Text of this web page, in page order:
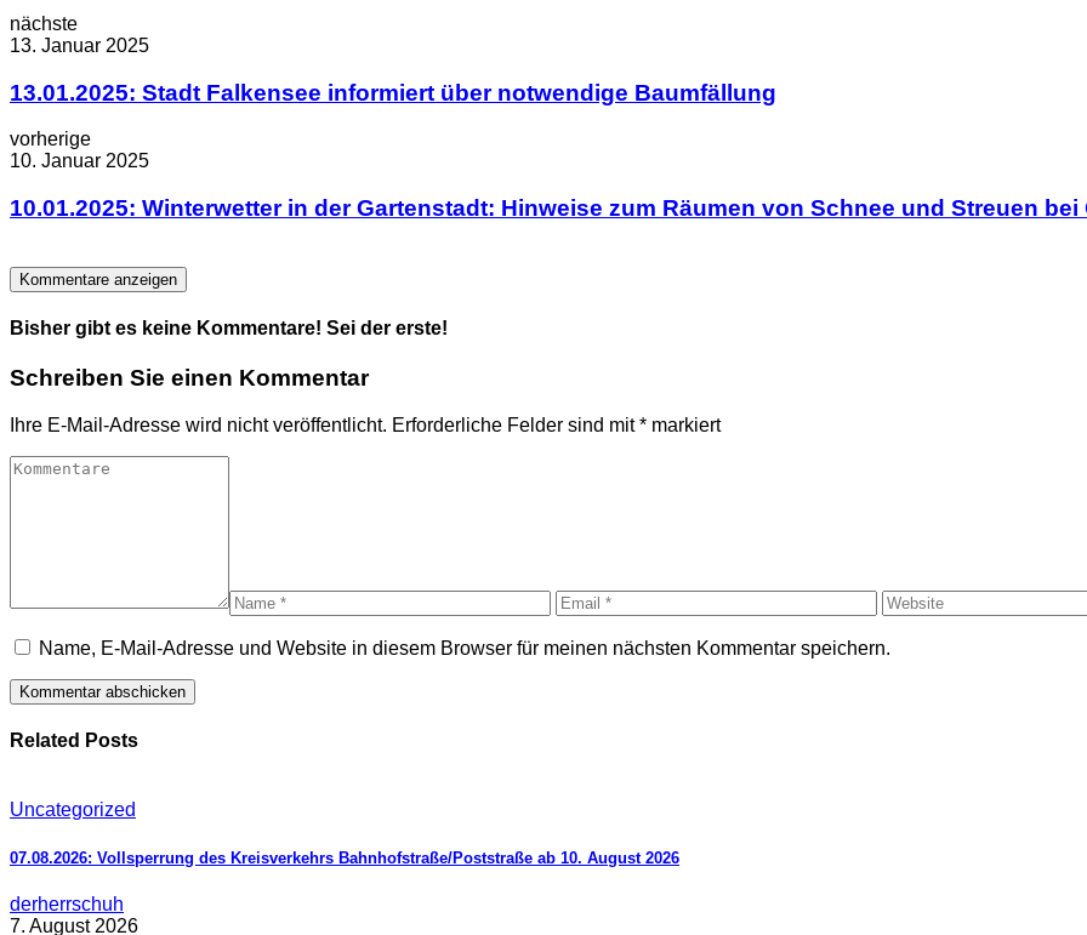
nächste
13. Januar 2025
13.01.2025: Stadt Falkensee informiert über notwendige Baumfällung
vorherige
10. Januar 2025
10.01.2025: Winterwetter in der Gartenstadt: Hinweise zum Räumen von Schnee und Streuen bei
Kommentare anzeigen
Bisher gibt es keine Kommentare! Sei der erste!
Schreiben Sie einen Kommentar
Ihre E-Mail-Adresse wird nicht veröffentlicht. Erforderliche Felder sind mit* markiert
Name, E-Mail-Adresse und Website in diesem Browser für meinen nächsten Kommentar speichern.
Related Posts
Uncategorized
07.08.2026: Vollsperrung des Kreisverkehrs Bahnhofstraße/Poststraße ab 10. August 2026
derherrschuh
7. August 2026